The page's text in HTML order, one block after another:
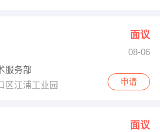
面议
08-06
服务部
区江浦工业园 天浦路2号
申请
面议